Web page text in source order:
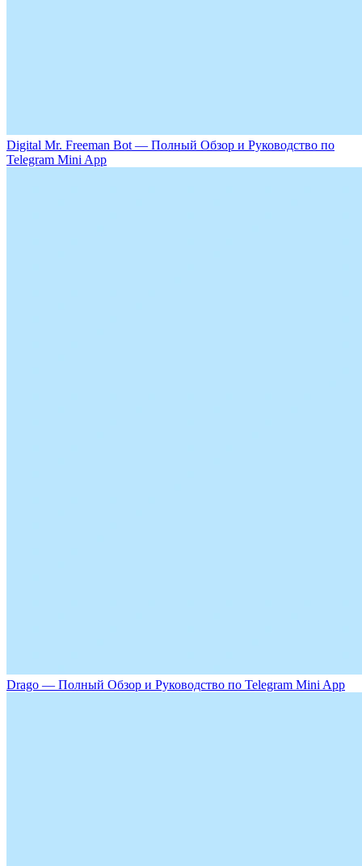
Digital Mr. Freeman Bot — Полный Обзор и Руководство по
Telegram Mini App
Drago — Полный Обзор и Руководство по Telegram Mini App